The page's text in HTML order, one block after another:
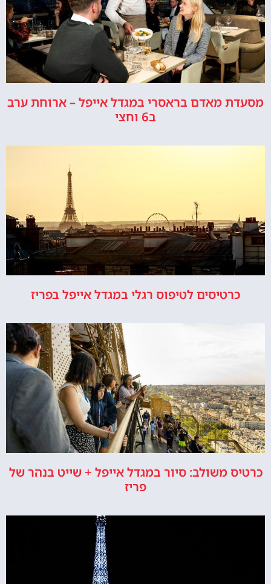
מסעדת מאדם בראסרי במגדל אייפל – ארוחת ערב
ב6 וחצי
כרטיסים לטיפוס רגלי במגדל אייפל בפריז
כרטיס משולב: סיור במגדל אייפל + שייט בנהר של
פריז